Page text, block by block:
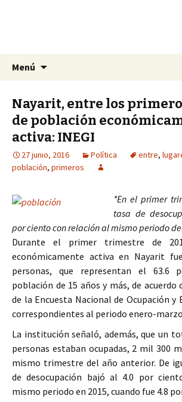
La Yunta de Tepic
La nueva opción en
Menú
Nayarit, entre los
de población
activa: INEGI
27 junio, 2016 Política entre,
población, primeros
*En el primer
tasa de
por ciento con relación al mismo periodo
Durante el primer trimestre de
económicamente activa en Nayarit
personas, que representan el 63.6
población de 15 años y más, de acuerdo
de la Encuesta Nacional de Ocupación y
correspondientes al periodo enero-marzo
La institución señaló, además, que un
personas estaban ocupadas, 2 mil 300
mismo trimestre del año anterior. De
de desocupación bajó al 4.0 por
mismo periodo en 2015, cuando fue 4.8